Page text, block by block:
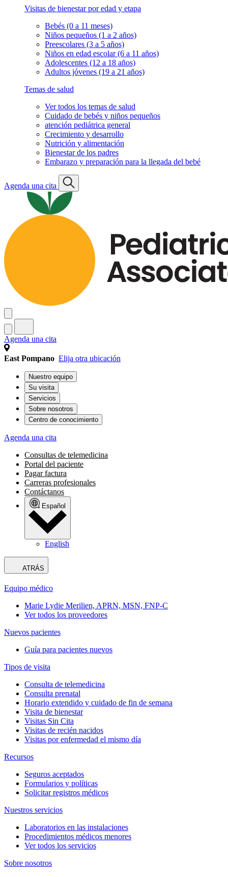
Visitas de bienestar por edad y etapa
Bebés (0 a 11 meses)
Niños pequeños (1 a 2 años)
Preescolares (3 a 5 años)
Niños en edad escolar (6 a 11 años)
Adolescentes (12 a 18 años)
Adultos jóvenes (19 a 21 años)
Temas de salud
Ver todos los temas de salud
Cuidado de bebés y niños pequeños
atención pediátrica general
Crecimiento y desarrollo
Nutrición y alimentación
Bienestar de los padres
Embarazo y preparación para la llegada del bebé
Agenda una cita
Agenda una cita
East Pompano Elija otra ubicación
Nuestro equipo
Su visita
Servicios
Sobre nosotros
Centro de conocimiento
Agenda una cita
Consultas de telemedicina
Portal del paciente
Pagar factura
Carreras profesionales
Contáctanos
Español
English
ATRÁS
Equipo médico
Marie Lydie Merilien, APRN, MSN, FNP-C
Ver todos los proveedores
Nuevos pacientes
Guía para pacientes nuevos
Tipos de visita
Consulta de telemedicina
Consulta prenatal
Horario extendido y cuidado de fin de semana
Visita de bienestar
Visitas Sin Cita
Visitas de recién nacidos
Visitas por enfermedad el mismo día
Recursos
Seguros aceptados
Formularios y políticas
Solicitar registros médicos
Nuestros servicios
Laboratorios en las instalaciones
Procedimientos médicos menores
Ver todos los servicios
Sobre nosotros